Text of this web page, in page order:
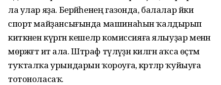
ла улар яҙа. Берәйһенең газонда, балалар йәки
спорт майҙансығында машинаһын ҡалдырып
киткәнен күргән кешеләр комиссияға ялыуҙар менән
мөрәжәғәт итә ала. Штраф түләүҙән килгән аҡса өҫтәмә
туҡталҡа урындарын ҡороуға, кәртәләр ҡуйыуға
тотоноласаҡ.